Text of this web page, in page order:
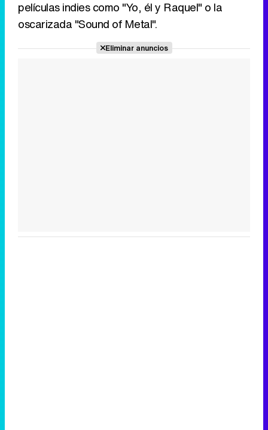
películas indies como "Yo, él y Raquel" o la
oscarizada "Sound of Metal".
Eliminar anuncios